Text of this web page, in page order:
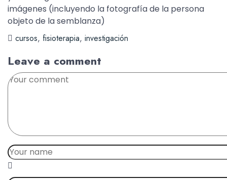
imágenes (incluyendo la fotografía de la persona
objeto de la semblanza)
cursos, fisioterapia, investigación
Leave a comment